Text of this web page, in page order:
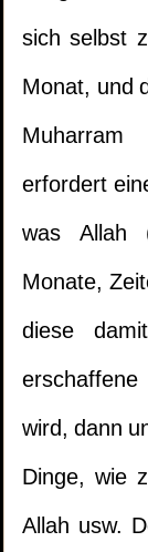
sich selbst
Monat, und
erfordert
was Allah
Monate,
diese
wird, dann
Dinge, wie
Allah usw.